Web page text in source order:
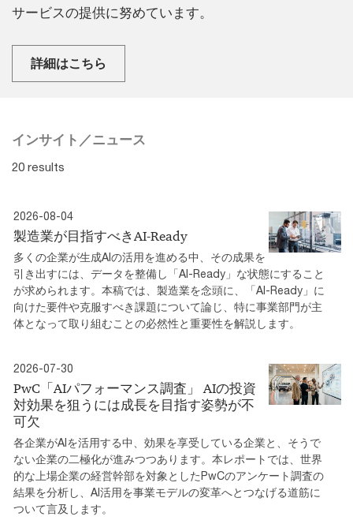
サービスの提供に努めています。
詳細はこちら
インサイト／ニュース
20 results
2026-08-04
製造業が目指すべきAI-Ready
多くの企業が生成AIの活用を進める中、その成果を
引き出すには、データを整備し「AI-Ready」な状態にすること
が求められます。本稿では、製造業を念頭に、「AI-Ready」に
向けた要件や克服すべき課題について論じ、特に事業部門が主
体となって取り組むことの必然性と重要性を解説します。
2026-07-30
PwC「AIパフォーマンス調査」 AIの投資
対効果を狙うには成長を目指す姿勢が不
可欠
各企業がAIを活用する中、効果を享受している企業と、そうで
ない企業の二極化が進みつつあります。本レポートでは、世界
的な上場企業の経営幹部を対象としたPwCのアンケート調査の
結果を分析し、AI活用を事業モデルの変革へとつなげる道筋に
ついて言及します。